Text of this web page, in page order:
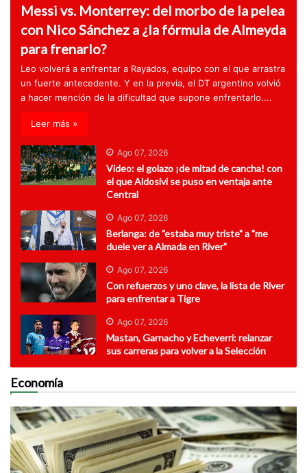
Messi vs. Monterrey: del morbo de la pelea
con Nico Sánchez a ¿la fórmula de Almeyda
para frenarlo?
Leo volverá a enfrentar a Rayados, equipo con el que arrastra
un fuerte antecedente. Y en la previa, el DT argentino volvió
a hacer mención de la dificultad que supone enfrentarlo....
Leer más »
Ago 07, 2026
Video: el golazo ¡de mitad de cancha! con
el que Aldosivi se puso en ventaja ante
Central
Ago 07, 2026
Berlanga: de "estaba muy triste" a "me
duele ver a Almada en River"
Ago 07, 2026
Con refuerzos y uno clave, la lista de River
para enfrentar a Tigre
Ago 07, 2026
Mastan, Garnacho y Echeverri: relanzar
sus carreras para volver a la Selección
Economía